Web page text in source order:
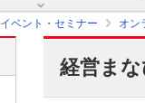
イベント・セミナー オン
経営ま